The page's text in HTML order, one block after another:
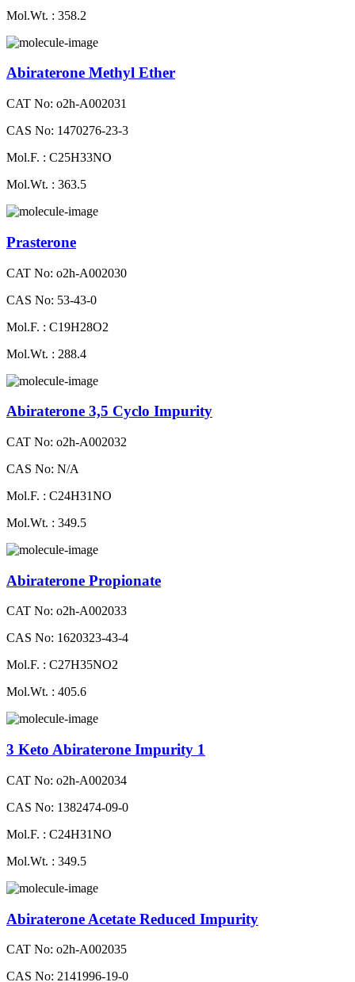
Mol.Wt. : 358.2
Abiraterone Methyl Ether
CAT No: o2h-A002031
CAS No: 1470276-23-3
Mol.F. : C25H33NO
Mol.Wt. : 363.5
Prasterone
CAT No: o2h-A002030
CAS No: 53-43-0
Mol.F. : C19H28O2
Mol.Wt. : 288.4
Abiraterone 3,5 Cyclo Impurity
CAT No: o2h-A002032
CAS No: N/A
Mol.F. : C24H31NO
Mol.Wt. : 349.5
Abiraterone Propionate
CAT No: o2h-A002033
CAS No: 1620323-43-4
Mol.F. : C27H35NO2
Mol.Wt. : 405.6
3 Keto Abiraterone Impurity 1
CAT No: o2h-A002034
CAS No: 1382474-09-0
Mol.F. : C24H31NO
Mol.Wt. : 349.5
Abiraterone Acetate Reduced Impurity
CAT No: o2h-A002035
CAS No: 2141996-19-0